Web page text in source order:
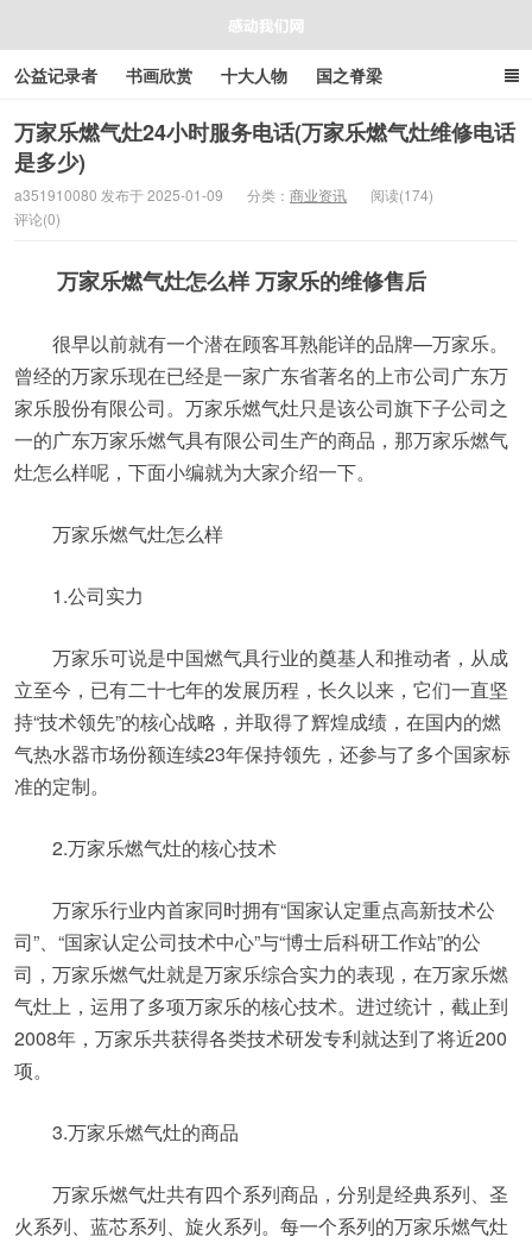
感动我们网
公益记录者 书画欣赏 十大人物 国之脊梁
好人好事 感人资讯 商业资讯 在线工具箱
万家乐燃气灶24小时服务电话(万家乐燃气灶维修电话
是多少)
a351910080 发布于 2025-01-09 分类： 商业资讯
阅读(174)
评论(0)
万家乐燃气灶怎么样 万家乐的维修售后
很早以前就有一个潜在顾客耳熟能详的品牌—万家乐。
曾经的万家乐现在已经是一家广东省著名的上市公司广东万
家乐股份有限公司。万家乐燃气灶只是该公司旗下子公司之
一的广东万家乐燃气具有限公司生产的商品，那万家乐燃气
灶怎么样呢，下面小编就为大家介绍一下。
万家乐燃气灶怎么样
1.公司实力
万家乐可说是中国燃气具行业的奠基人和推动者，从成
立至今，已有二十七年的发展历程，长久以来，它们一直坚
持“技术领先”的核心战略，并取得了辉煌成绩，在国内的燃
气热水器市场份额连续23年保持领先，还参与了多个国家标
准的定制。
2.万家乐燃气灶的核心技术
万家乐行业内首家同时拥有“国家认定重点高新技术公
司”、“国家认定公司技术中心”与“博士后科研工作站”的公
司，万家乐燃气灶就是万家乐综合实力的表现，在万家乐燃
气灶上，运用了多项万家乐的核心技术。进过统计，截止到
2008年，万家乐共获得各类技术研发专利就达到了将近200
项。
3.万家乐燃气灶的商品
万家乐燃气灶共有四个系列商品，分别是经典系列、圣
火系列、蓝芯系列、旋火系列。每一个系列的万家乐燃气灶